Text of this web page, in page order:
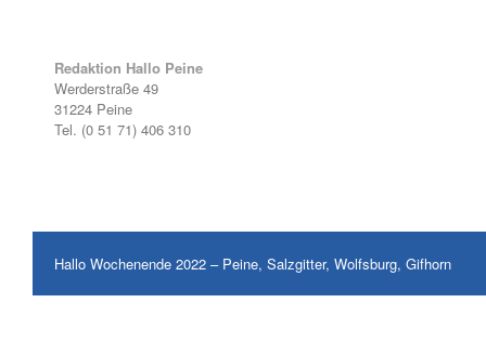
Redaktion Hallo Peine
Werderstraße 49
31224 Peine
Tel. (0 51 71) 406 310
Hallo Wochenende 2022 – Peine, Salzgitter, Wolfsburg, Gifhorn